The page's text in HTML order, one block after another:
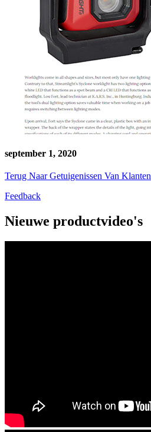
september 1, 2020
Terug Naar Getuigenissen Van Klanten
Feedback
Nieuwe productvideo's